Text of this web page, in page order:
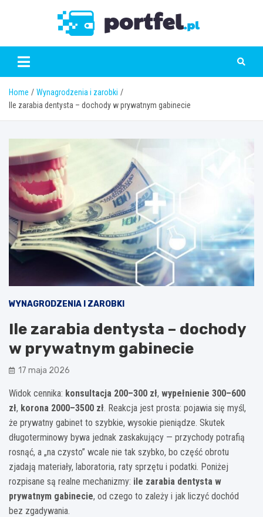
Home
Wynagrodzenia i zarobki
Ile zarabia dentysta – dochody w prywatnym gabinecie
WYNAGRODZENIA I ZAROBKI
Ile zarabia dentysta – dochody
w prywatnym gabinecie
17 maja 2026
Widok cennika: konsultacja 200–300 zł, wypełnienie 300–600
zł, korona 2000–3500 zł. Reakcja jest prosta: pojawia się myśl,
że prywatny gabinet to szybkie, wysokie pieniądze. Skutek
długoterminowy bywa jednak zaskakujący — przychody potrafią
rosnąć, a „na czysto” wcale nie tak szybko, bo część obrotu
zjadają materiały, laboratoria, raty sprzętu i podatki. Poniżej
rozpisane są realne mechanizmy: ile zarabia dentysta w
prywatnym gabinecie, od czego to zależy i jak liczyć dochód
bez zgadywania.